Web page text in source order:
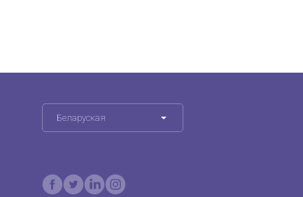
Беларуская